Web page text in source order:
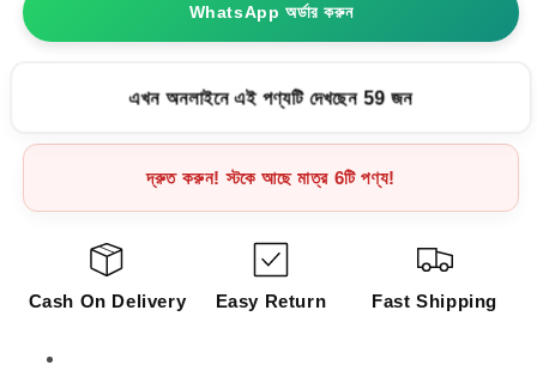
108WhatsApp অর্ডার করুন
এখন অনলাইনে এই পণ্যটি দেখছেন 59 জন
দ্রুত করুন! স্টকে আছে মাত্র 6টি পণ্য!
Cash On Delivery Easy Return Fast Shipping